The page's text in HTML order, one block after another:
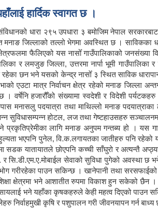
हार्दिक स्वागत छ ।
धारा २९५ उपधारा ३ बमोजिम नेपाल
जिल्लाको तल्लो भेगमा अवस्थित छ । साविकका
फैलिएको यस नासोँ गाउँपालिकाको जनसंख्या
र लमजुङ जिल्ला, उत्तरमा नार्पा भूमी
रहेका छन भने यसको केन्द्र नासोँ ३ स्थित साविक
एउटा मात्र निर्वाचन क्षेत्र रहेको मनाङ जिल्ला
। वर्षेनि हजारौँको संख्यामा स्वदेशी र विदेशी
मनासलु पदयात्रा तथा माथिल्लो मनाङ
सुविधासम्पन्न होटल, लज तथा गेष्टहाउसहरु
प्रकृतिप्रेमीका लागि मनाङ अनुपम गन्तब्य हो । यस
भएपनि पुनेल, वि.क.लगायतका जातीहरु पनि
सडक यातायातले छोएपनि कच्ची साँघुरो र अत्यन्तै
सि.डी.एम.ए.मोबाईल सेवाको सुविधा पुगेको अवस्था छ
गरीरहेका पाउन सकिन्छ । खानेपानी तथा
क्षेत्रमा भने आशातीत रुपमा विकाश हुन सकेको छैन
भने यहाँका कृषकहरुले केही महत्व दिएको पाउन
निर्वाहमुखी कृषि र पशुपालन गरी जीवनयापन गर्न